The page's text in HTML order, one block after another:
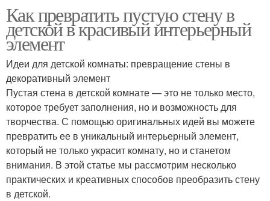
Как превратить пустую стену в
детской в красивый интерьерный
элемент
Идеи для детской комнаты: превращение стены в
декоративный элемент
Пустая стена в детской комнате — это не только место,
которое требует заполнения, но и возможность для
творчества. С помощью оригинальных идей вы можете
превратить ее в уникальный интерьерный элемент,
который не только украсит комнату, но и станетом
внимания. В этой статье мы рассмотрим несколько
практических и креативных способов преобразить стену
в детской.